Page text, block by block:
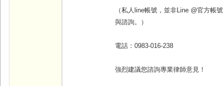
（私人line帳號，並非Line @官方帳
與諮詢。）
電話：0983-016-238
強烈建議您諮詢專業律師意見！